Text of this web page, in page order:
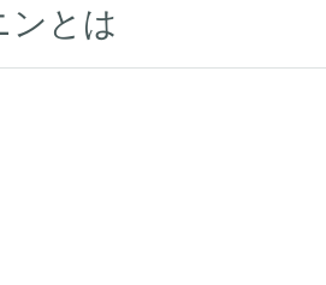
ンとは